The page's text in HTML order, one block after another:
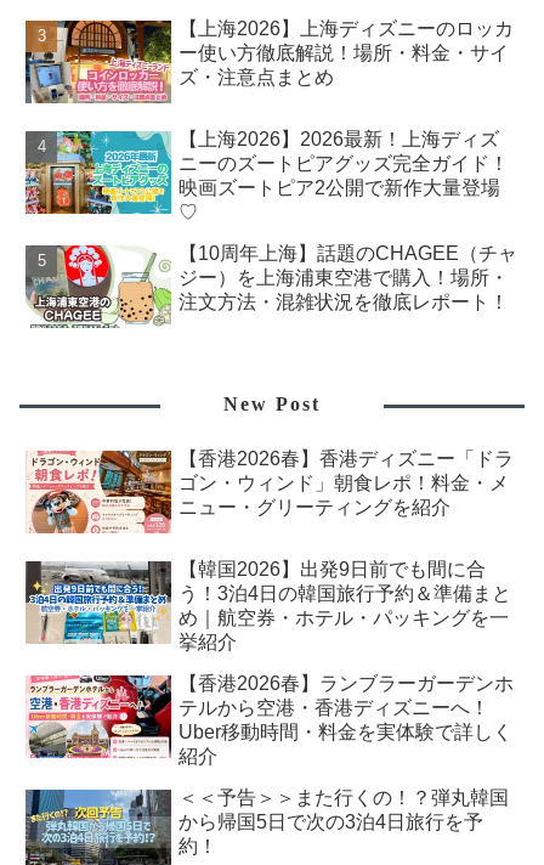
【上海2026】上海ディズニーのロッカ
ー使い方徹底解説！場所・料金・サイ
ズ・注意点まとめ
【上海2026】2026最新！上海ディズ
ニーのズートピアグッズ完全ガイド！
映画ズートピア2公開で新作大量登場
♡
【10周年上海】話題のCHAGEE（チャ
ジー）を上海浦東空港で購入！場所・
注文方法・混雑状況を徹底レポート！
New Post
【香港2026春】香港ディズニー「ドラ
ゴン・ウィンド」朝食レポ！料金・メ
ニュー・グリーティングを紹介
【韓国2026】出発9日前でも間に合
う！3泊4日の韓国旅行予約＆準備まと
め｜航空券・ホテル・パッキングを一
挙紹介
【香港2026春】ランブラーガーデンホ
テルから空港・香港ディズニーへ！
Uber移動時間・料金を実体験で詳しく
紹介
＜＜予告＞＞また行くの！？弾丸韓国
から帰国5日で次の3泊4日旅行を予
約！